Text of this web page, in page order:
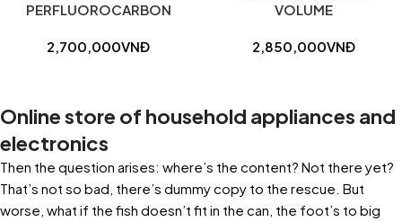
PERFLUOROCARBON
2,700,000VNĐ
VOLUME
2,850,000VNĐ
Online store of household appliances and
electronics
Then the question arises: where’s the content? Not there yet?
That’s not so bad, there’s dummy copy to the rescue. But
worse, what if the fish doesn’t fit in the can, the foot’s to big